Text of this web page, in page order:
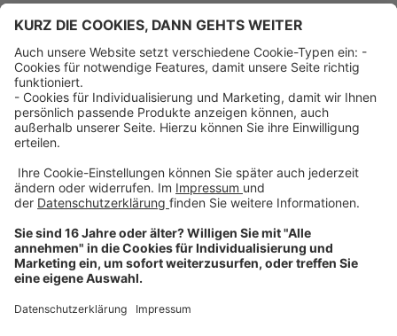
Über uns
Dehner Unternehmen
Jobs bei Dehner